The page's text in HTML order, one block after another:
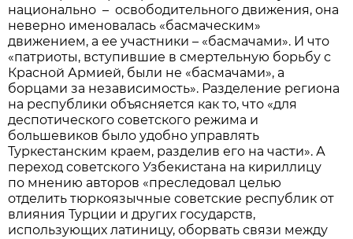
национально – освободительного движения, она
неверно именовалась «басмаческим»
движением, а ее участники – «басмачами». И что
«патриоты, вступившие в смертельную борьбу с
Красной Армией, были не «басмачами», а
борцами за независимость». Разделение региона
на республики объясняется как то, что «для
деспотического советского режима и
большевиков было удобно управлять
Туркестанским краем, разделив его на части». А
переход советского Узбекистана на кириллицу
по мнению авторов «преследовал целью
отделить тюркоязычные советские республик от
влияния Турции и других государств,
использующих латиницу, оборвать связи между